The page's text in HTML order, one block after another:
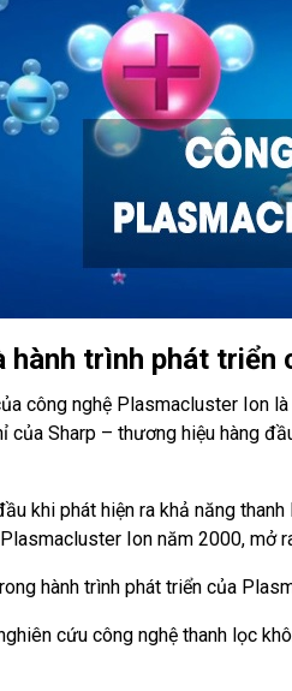
hành trình phát triển
công nghệ Plasmacluster Ion
của Sharp – thương hiệu hàng
khi phát hiện ra khả năng
Ion năm 2000, mở
hành trình phát triển của
cứu công nghệ thanh lọc